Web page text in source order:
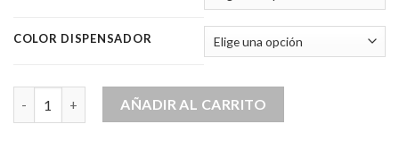
COLOR DISPENSADOR
Soporte cobertor para botellón 5lt con dispensador
AÑADIR AL CARRITO